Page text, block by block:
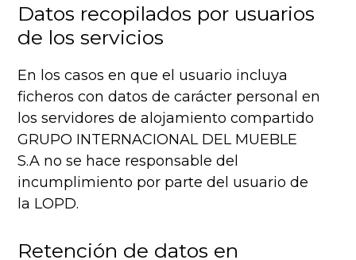
Datos recopilados por usuarios
de los servicios
En los casos en que el usuario incluya
ficheros con datos de carácter personal en
los servidores de alojamiento compartido
GRUPO INTERNACIONAL DEL MUEBLE
S.A no se hace responsable del
incumplimiento por parte del usuario de
la LOPD.
Retención de datos en